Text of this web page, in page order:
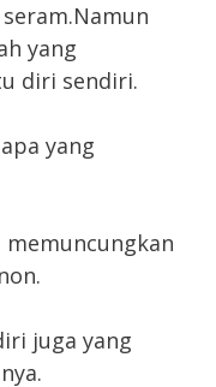
yang
diri sendiri.
yang
juga yang